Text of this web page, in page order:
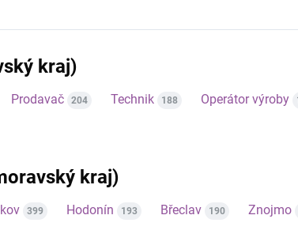
kraj)
Prodavač 204 Technik 188 Operátor výroby
kraj)
399 Hodonín 193 Břeclav 190 Znojmo